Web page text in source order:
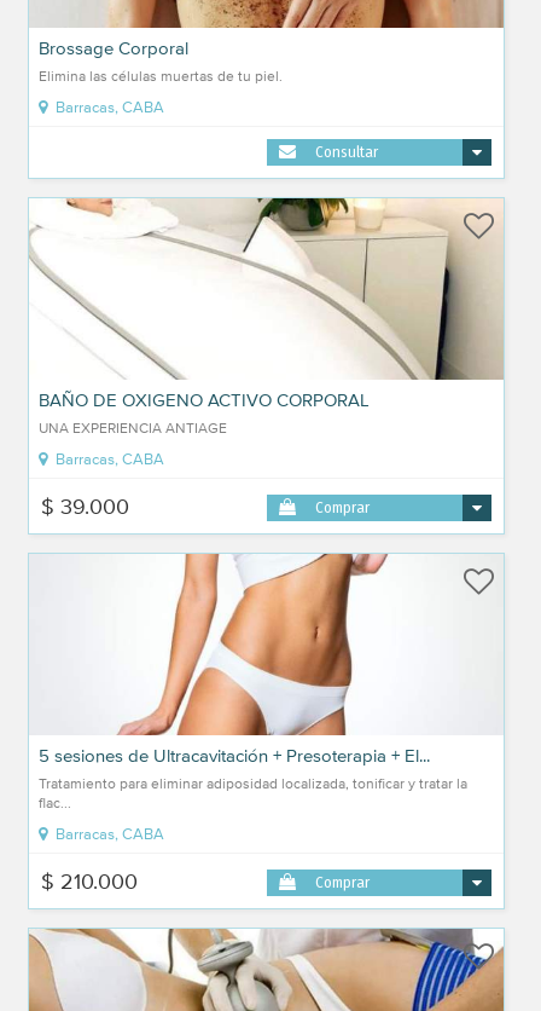
Brossage Corporal
Elimina las células muertas de tu piel.
Barracas, CABA
Consultar
BAÑO DE OXIGENO ACTIVO CORPORAL
UNA EXPERIENCIA ANTIAGE
Barracas, CABA
$ 39.000 Comprar
5 sesiones de Ultracavitación + Presoterapia + El...
Tratamiento para eliminar adiposidad localizada, tonificar y tratar la
flac...
Barracas, CABA
$ 210.000 Comprar